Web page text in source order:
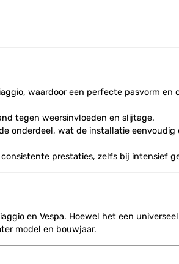
waardoor een perfecte pasvorm en
tegen weersinvloeden en slijtage.
onderdeel, wat de installatie eenvoudig
prestaties, zelfs bij intensief
en Vespa. Hoewel het een
model en bouwjaar.